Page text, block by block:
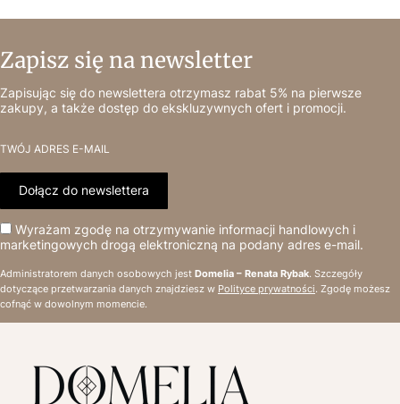
Zapisz się na newsletter
Zapisując się do newslettera otrzymasz rabat 5% na pierwsze
zakupy, a także dostęp do ekskluzywnych ofert i promocji.
TWÓJ ADRES E-MAIL
Dołącz do newslettera
Wyrażam zgodę na otrzymywanie informacji handlowych i
marketingowych drogą elektroniczną na podany adres e-mail.
Administratorem danych osobowych jest Domelia – Renata Rybak. Szczegóły
dotyczące przetwarzania danych znajdziesz w Polityce prywatności. Zgodę możesz
cofnąć w dowolnym momencie.